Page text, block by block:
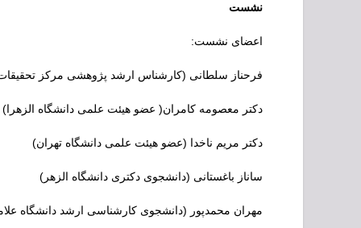
نشست
اعضای نشست:
فرحناز سلطانی (کارشناس ارشد پژوهشی مرکز
دکتر معصومه کامران( عضو هیئت علمی دانشگاه الزهرا)
دکتر مریم ناخدا (عضو هیئت علمی دانشگاه تهران)
ساناز باغستانی (دانشجوی دکتری دانشگاه الزهر)
مهران محمدپور (دانشجوی کارشناسی ارشد دانشگاه